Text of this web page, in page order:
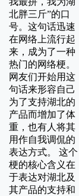
北胖三斤”的口
号。这句话迅速
在网络上流行起
来，成为了一种
热门的网络梗。
网友们开始用这
句话来形容自己
为了支持湖北的
产品而增加了体
重，也有人将其
用作自我调侃的
表达方式。 这个
梗的核心含义在
于表达对湖北及
其产品的支持和